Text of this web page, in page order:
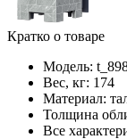
Кратко о товаре
Модель:
Вес, кг: 174
Материал:
Толщина
Все